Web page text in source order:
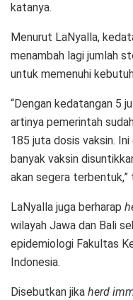
katanya.
Menurut LaNyalla,
menambah lagi jumlah
untuk memenuhi
“Dengan kedatangan 5
artinya pemerintah
185 juta dosis vaksin.
banyak vaksin
akan segera terbentuk,”
LaNyalla juga berharap
wilayah Jawa dan Bali
epidemiologi Fakultas
Indonesia.
Disebutkan jika herd